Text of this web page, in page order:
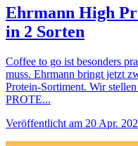
Ehrmann High
in 2 Sorten
Coffee to go ist besonders
muss. Ehrmann bringt jetzt
Protein-Sortiment. Wir
PROTE...
Veröffentlicht am 20 Apr.